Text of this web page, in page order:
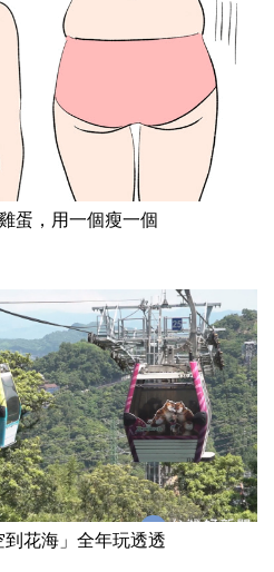
蛋，用一個瘦一個
花海」全年玩透透